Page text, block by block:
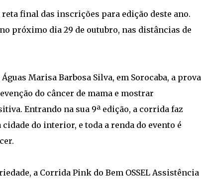
final das inscrições para edição deste ano.
próximo dia 29 de outubro, nas distâncias de
Marisa Barbosa Silva, em Sorocaba, a prova
do câncer de mama e mostrar
Entrando na sua 9ª edição, a corrida faz
do interior, e toda a renda do evento é
a Corrida Pink do Bem OSSEL Assistência